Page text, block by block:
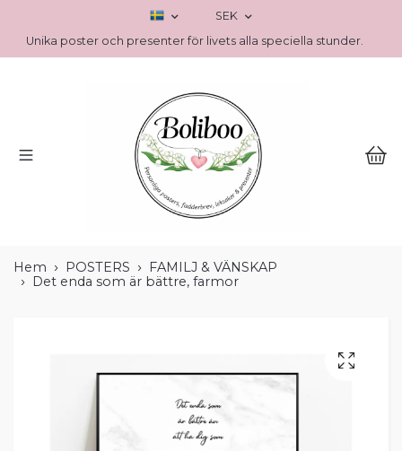
SEK
Unika poster och presenter för livets alla speciella stunder.
Hem POSTERS
FAMILJ & VÄNSKAP
Det enda som är bättre, farmor